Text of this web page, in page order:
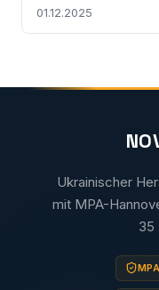
01.12.2025
Ukrainischer
mit MPA-
35
MPA